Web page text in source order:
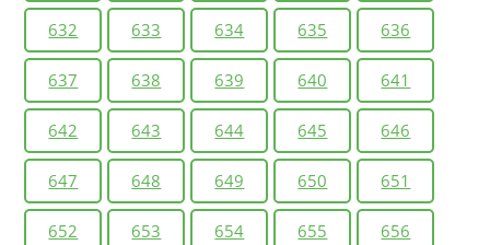
632 633 634 635 636
637 638 639 640 641
642 643 644 645 646
647 648 649 650 651
652 653 654 655 656